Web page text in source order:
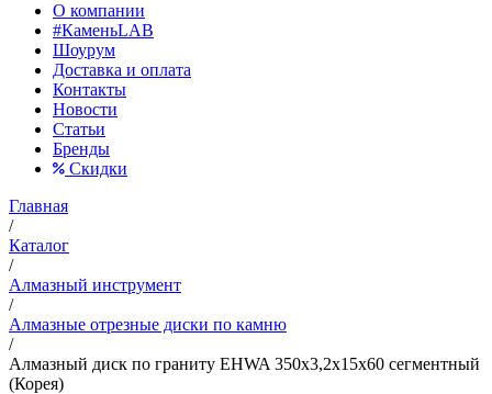
О компании
#КаменьLAB
Шоурум
Доставка и оплата
Контакты
Новости
Статьи
Бренды
Скидки
Главная
/
Каталог
/
Алмазный инструмент
/
Алмазные отрезные диски по камню
/
Алмазный диск по граниту EHWA 350x3,2x15x60 сегментный
(Корея)